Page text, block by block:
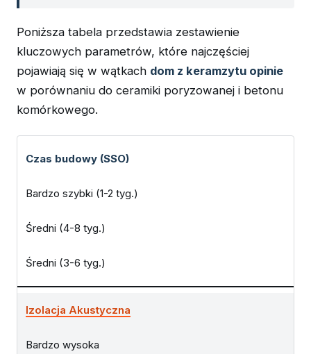
Poniższa tabela przedstawia zestawienie
kluczowych parametrów, które najczęściej
pojawiają się w wątkach dom z keramzytu opinie
w porównaniu do ceramiki poryzowanej i betonu
komórkowego.
Czas budowy (SSO)
Bardzo szybki (1-2 tyg.)
Średni (4-8 tyg.)
Średni (3-6 tyg.)
Izolacja Akustyczna
Bardzo wysoka